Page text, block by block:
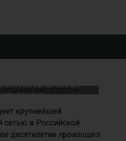
GPON от
крупнейшей
сетью в Российской
десятилетие произошел